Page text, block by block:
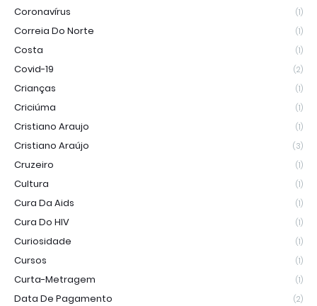
Coronavírus (1)
Correia Do Norte (1)
Costa (1)
Covid-19 (2)
Crianças (1)
Criciúma (1)
Cristiano Araujo (1)
Cristiano Araújo (3)
Cruzeiro (1)
Cultura (1)
Cura Da Aids (1)
Cura Do HIV (1)
Curiosidade (1)
Cursos (1)
Curta-Metragem (1)
Data De Pagamento (2)